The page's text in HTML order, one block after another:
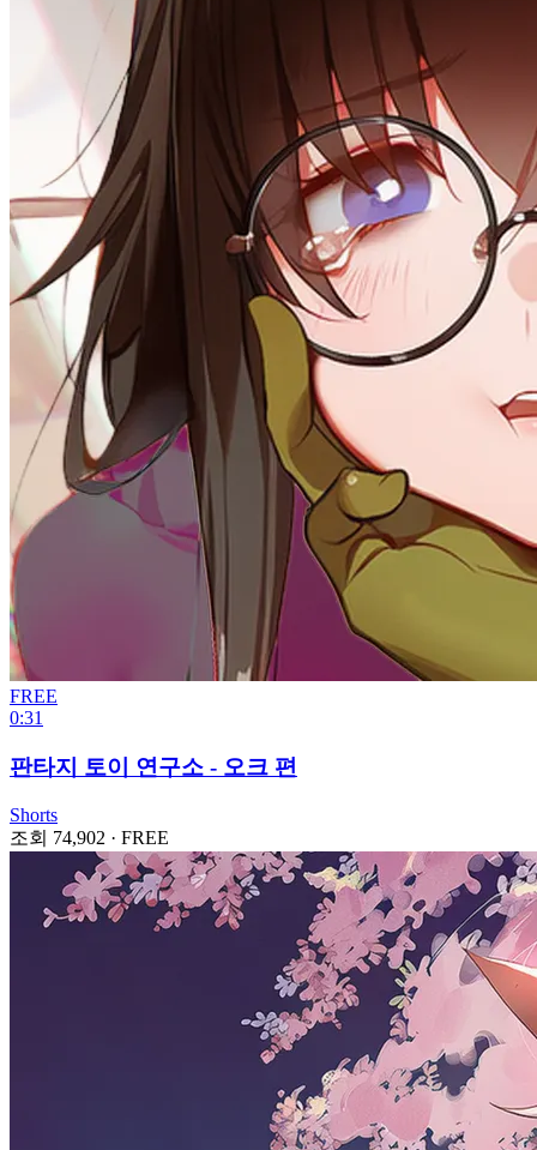
FREE
0:31
판타지 토이 연구소 - 오크 편
Shorts
조회 74,902 · FREE